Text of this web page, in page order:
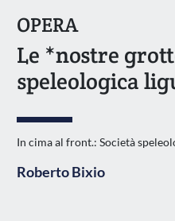
OPERA
Le *nostre
speleologica
In cima al front.: Società
Roberto Bixio